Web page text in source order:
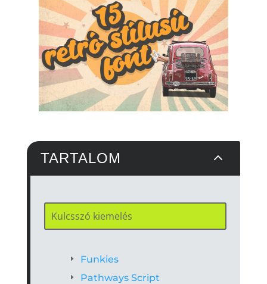
TARTALOM 2
Funkies
Pathways Script